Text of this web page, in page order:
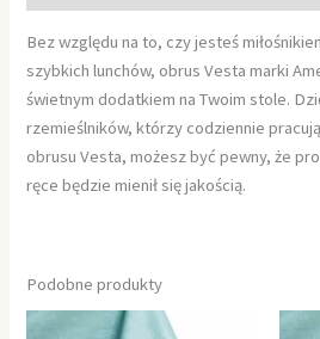
Bez względu na to, czy jesteś
szybkich lunchów, obrus Vesta marki
świetnym dodatkiem na Twoim stole.
rzemieślników, którzy codziennie
obrusu Vesta, możesz być pewny, że
ręce będzie mienił się jakością.
Podobne produkty